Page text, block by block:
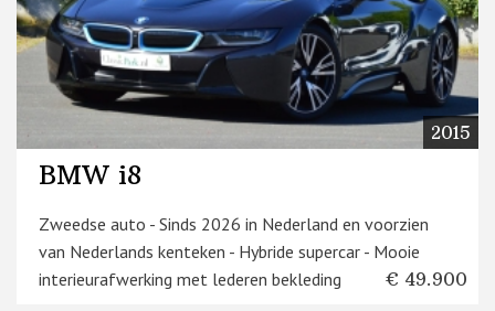
2015
BMW i8
Zweedse auto - Sinds 2026 in Nederland en voorzien
van Nederlands kenteken - Hybride supercar - Mooie
interieurafwerking met lederen bekleding
€ 49.900